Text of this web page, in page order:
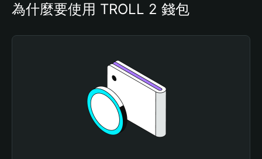
為什麼要使用 TROLL 2 錢包